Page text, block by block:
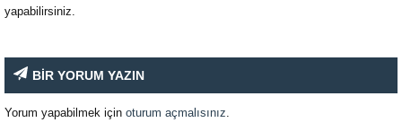
yapabilirsiniz.
BİR YORUM YAZIN
Yorum yapabilmek için oturum açmalısınız